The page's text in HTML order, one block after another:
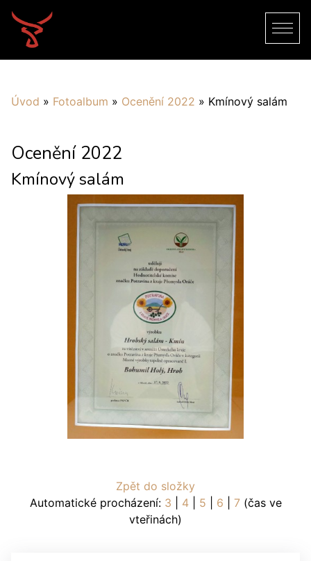
Úvod » Fotoalbum » Ocenění 2022 » Kmínový salám
Ocenění 2022
Kmínový salám
Zpět do složky
Automatické procházení: 3 4| 5 6 7(čas ve
vteřinách)